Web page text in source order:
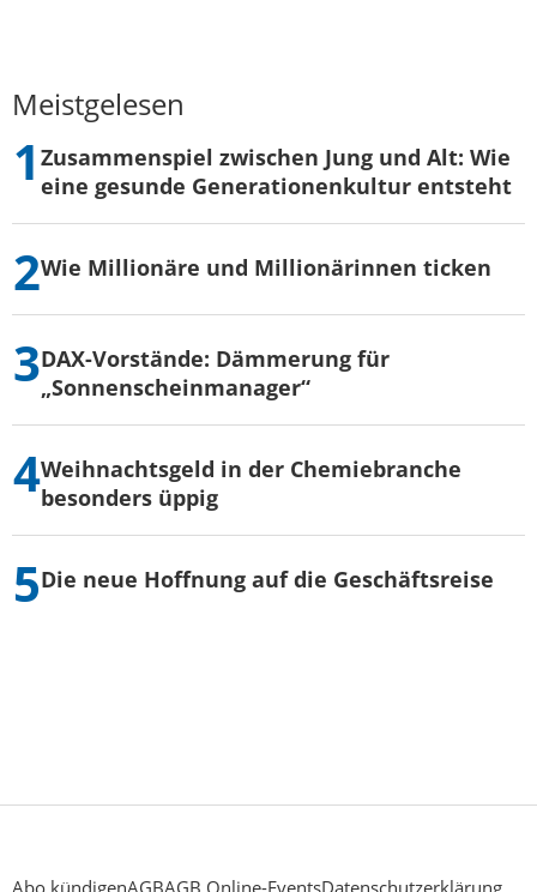
Meistgelesen
Zusammenspiel zwischen Jung und Alt: Wie
eine gesunde Generationenkultur entsteht
Wie Millionäre und Millionärinnen ticken
DAX-Vorstände: Dämmerung für
„Sonnenscheinmanager“
Weihnachtsgeld in der Chemiebranche
besonders üppig
Die neue Hoffnung auf die Geschäftsreise
Abo kündigenAGBAGB Online-EventsDatenschutzerklärung